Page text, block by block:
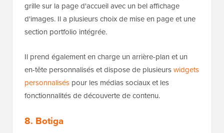
grille sur la page d'accueil avec un bel affichage
d'images. Il a plusieurs choix de mise en page et une
section portfolio intégrée.
Il prend également en charge un arrière-plan et un
en-tête personnalisés et dispose de plusieurswidgets
personnalisés pour les médias sociaux et les
fonctionnalités de découverte de contenu.
8. Botiga